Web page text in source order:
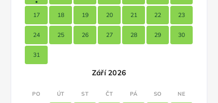
17 18 19 20 21 22 23
24 25 26 27 28 29 30
31
Září 2026
PO ÚT ST ČT PÁ SO NE